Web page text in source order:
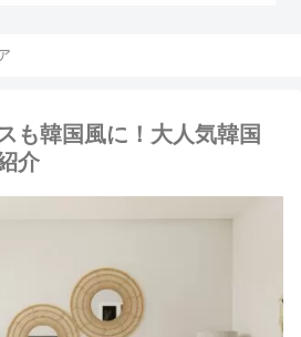
も韓国風に！大人気韓国
介